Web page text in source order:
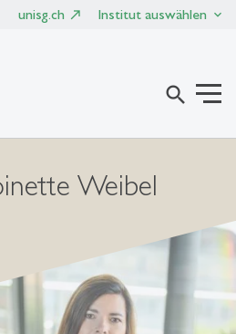
unisg.ch Institut auswählen
search
Weibel